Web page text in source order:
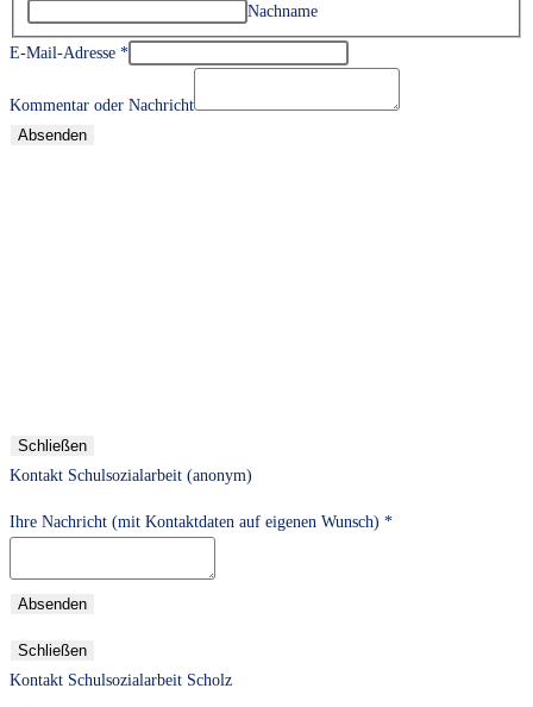
Nachname
E-Mail-Adresse *
Kommentar oder Nachricht
Absenden
Schließen
Kontakt Schulsozialarbeit (anonym)
Ihre Nachricht (mit Kontaktdaten auf eigenen Wunsch) *
Absenden
Schließen
Kontakt Schulsozialarbeit Scholz